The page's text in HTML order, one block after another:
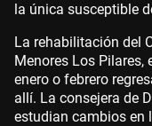
la única susceptible
La rehabilitación del
Menores Los Pilares,
enero o febrero
allí. La consejera de
estudian cambios en